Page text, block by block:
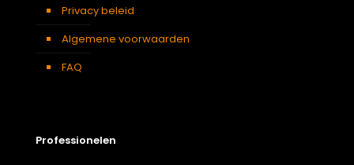
Privacy beleid
Algemene voorwaarden
FAQ
Professionelen